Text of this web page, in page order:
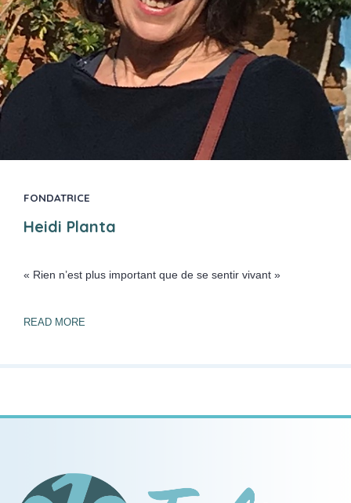
FONDATRICE
Heidi Planta
« Rien n’est plus important que de se sentir vivant »
READ MORE